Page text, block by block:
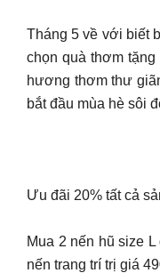
Tháng 5 về với biết
chọn quà thơm tặng
hương thơm thư
bắt đầu mùa hè sôi
Ưu đãi 20% tất cả
Mua 2 nến hũ size
nến trang trí trị giá